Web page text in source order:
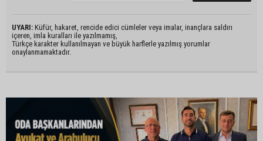
UYARI: Küfür, hakaret, rencide edici cümleler veya imalar, inançlara saldırı
içeren, imla kuralları ile yazılmamış,
Türkçe karakter kullanılmayan ve büyük harflerle yazılmış yorumlar
onaylanmamaktadır.